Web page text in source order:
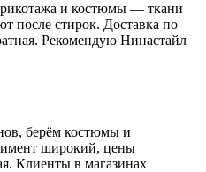
и костюмы — ткани
после стирок. Доставка по
Рекомендую Нинастайл
берём костюмы и
широкий, цены
Клиенты в магазинах